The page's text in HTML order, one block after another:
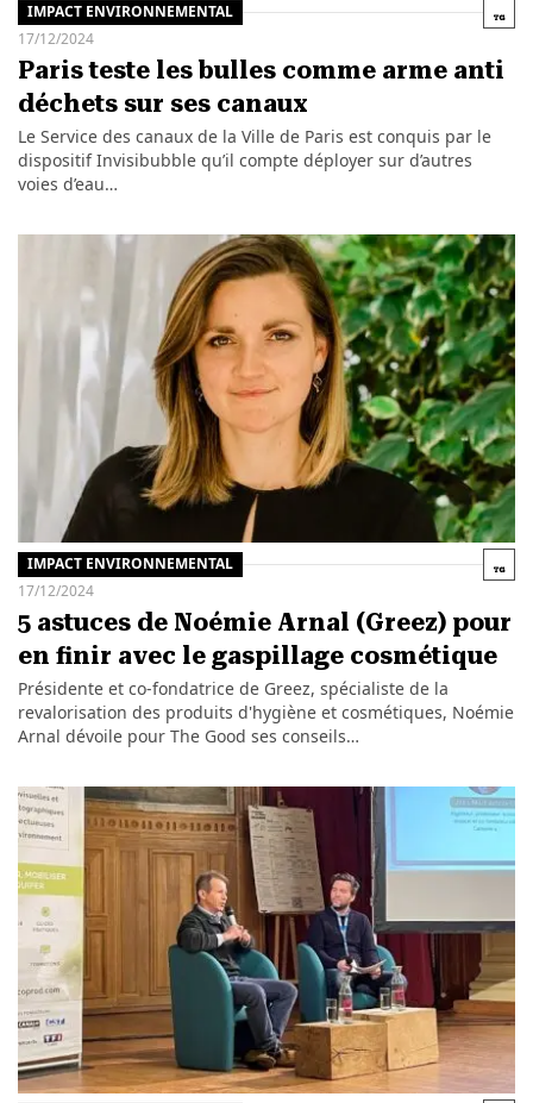
IMPACT ENVIRONNEMENTAL
17/12/2024
Paris teste les bulles comme arme anti
déchets sur ses canaux
Le Service des canaux de la Ville de Paris est conquis par le
dispositif Invisibubble qu’il compte déployer sur d’autres
voies d’eau…
IMPACT ENVIRONNEMENTAL
17/12/2024
5 astuces de Noémie Arnal (Greez) pour
en finir avec le gaspillage cosmétique
Présidente et co-fondatrice de Greez, spécialiste de la
revalorisation des produits d'hygiène et cosmétiques, Noémie
Arnal dévoile pour The Good ses conseils…